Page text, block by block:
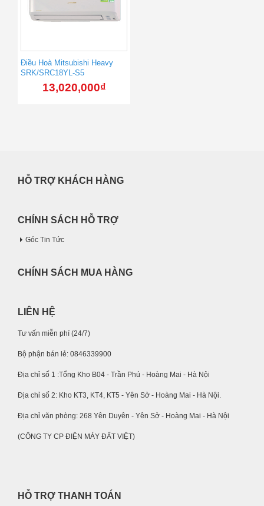
Điều Hoà Mitsubishi Heavy
SRK/SRC18YL-S5
13,020,000₫
HỖ TRỢ KHÁCH HÀNG
CHÍNH SÁCH HỖ TRỢ
Góc Tin Tức
CHÍNH SÁCH MUA HÀNG
LIÊN HỆ
Tư vấn miễn phí (24/7)
Bộ phận bán lẻ: 0846339900
Địa chỉ số 1 :Tổng Kho B04 - Trần Phú - Hoàng Mai - Hà Nội
Địa chỉ số 2: Kho KT3, KT4, KT5 - Yên Sở - Hoàng Mai - Hà Nội.
Địa chỉ văn phòng: 268 Yên Duyên - Yên Sở - Hoàng Mai - Hà Nội
(CÔNG TY CP ĐIỆN MÁY ĐẤT VIỆT)
HỖ TRỢ THANH TOÁN